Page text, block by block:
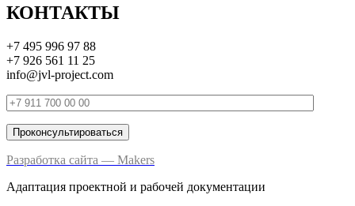
КОНТАКТЫ
+7 495 996 97 88
+7 926 561 11 25
info@jvl-project.com
Разработка сайта — Makers
Адаптация проектной и рабочей документации